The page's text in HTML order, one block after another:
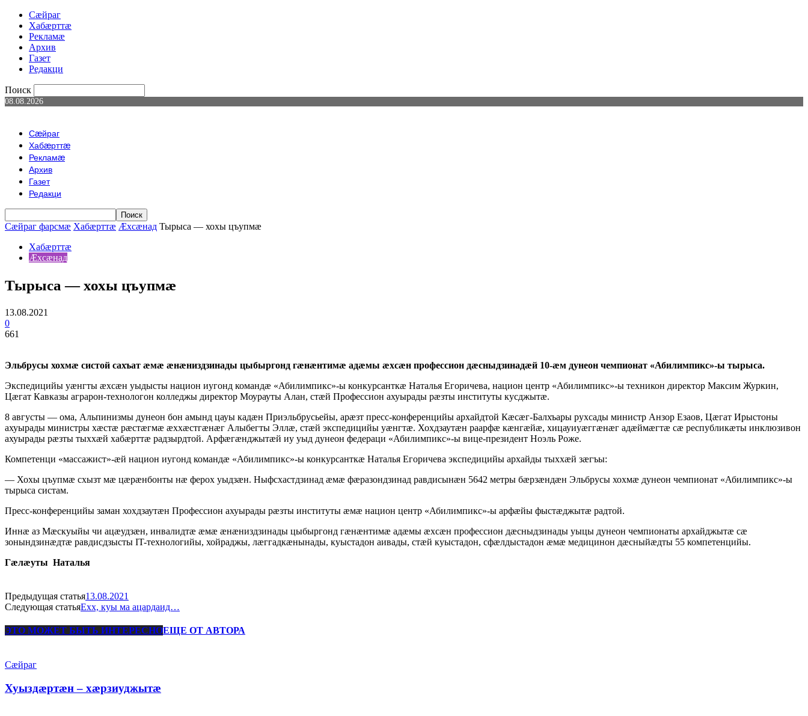
Сæйраг
Хабæрттæ
Рекламæ
Архив
Газет
Редакци
Поиск
08.08.2026
Сæйраг
Хабæрттæ
Рекламæ
Архив
Газет
Редакци
Сæйраг фарсмæ Хабæрттæ Æхсæнад Тырыса — хохы цъупмӕ
Хабæрттæ
Æхсæнад
Тырыса — хохы цъупмӕ
13.08.2021
0
661
Эльбрусы хохмӕ систой сахъат ӕмӕ ӕнӕниздзинады цыбыргонд гӕнӕнтимӕ адӕмы ӕхсӕн профессион дӕсныдзинадӕй 10-ӕм дунеон чемпионат «Абилимпикс»-ы тырыса.
Экспедицийы уӕнгты ӕхсӕн уыдысты национ иугонд командӕ «Абилимпикс»-ы конкурсанткӕ Наталья Егоричева, национ центр «Абилимпикс»-ы техникон директор Максим Журкин,
Цӕгат Кавказы аграрон-технологон колледжы директор Моурауты Алан, стӕй Профессион ахуырады рӕзты институты кусджытӕ.
8 августы — ома, Альпинизмы дунеон бон амынд цауы кадӕн Приэльбрусьейы, арӕзт пресс-конференцийы архайдтой Кӕсӕг-Балхъары рухсады министр Анзор Езаов, Цӕгат Ирыстоны
ахуырады министры хӕстӕ рӕстӕгмӕ ӕххӕстгӕнӕг Алыбегты Эллӕ, стӕй экспедицийы уӕнгтӕ. Хохдзаутӕн раарфӕ кӕнгӕйӕ, хицауиуӕггӕнӕг адӕймӕгтӕ сӕ республикӕты инклюзивон
ахуырады рӕзты тыххӕй хабӕрттӕ радзырдтой. Арфӕгӕнджытӕй иу уыд дунеон федераци «Абилимпикс»-ы вице-президент Ноэль Роже.
Компетенци «массажист»-ӕй национ иугонд командӕ «Абилимпикс»-ы конкурсанткӕ Наталья Егоричева экспедицийы архайды тыххӕй зӕгъы:
— Хохы цъупмӕ схызт мӕ цӕрӕнбонты нӕ ферох уыдзӕн. Ныфсхастдзинад ӕмӕ фӕразондзинад равдисынӕн 5642 метры бӕрзӕндӕн Эльбрусы хохмӕ дунеон чемпионат «Абилимпикс»-ы
тырыса систам.
Пресс-конференцийы заман хохдзаутӕн Профессион ахуырады рӕзты институты ӕмӕ национ центр «Абилимпикс»-ы арфӕйы фыстӕджытӕ радтой.
Иннӕ аз Мӕскуыйы чи ацӕудзӕн, инвалидтӕ ӕмӕ ӕнӕниздзинады цыбыргонд гӕнӕнтимӕ адӕмы ӕхсӕн профессион дӕсныдзинады уыцы дунеон чемпионаты архайджытӕ сӕ
зонындзинӕдтӕ равдисдзысты IT-технологийы, хойраджы, лӕггадкӕнынады, куыстадон аивады, стӕй куыстадон, сфӕлдыстадон ӕмӕ медицинон дӕсныйӕдты 55 компетенцийы.
Гӕлӕуты Наталья
Предыдущая статья13.08.2021
Следующая статьяЕхх, куы ма ацардаид…
ЭТО МОЖЕТ БЫТЬ ИНТЕРЕСНОЕЩЕ ОТ АВТОРА
Сæйраг
Хуыздæртæн – хæрзиуджытæ